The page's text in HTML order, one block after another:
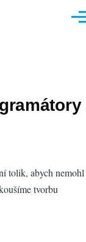
tolik, abych nemohl
tvorbu